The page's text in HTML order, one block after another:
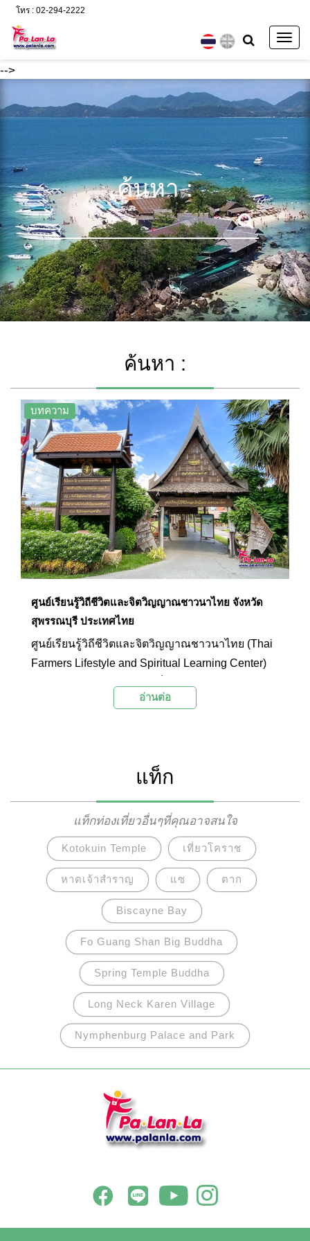
-->
โทร : 02-294-2222
ค้นหา :
ค้นหา :
บทความ
ศูนย์เรียนรู้วิถีชีวิตและจิตวิญญาณชาวนาไทย จังหวัด
สุพรรณบุรี ประเทศไทย
ศูนย์เรียนรู้วิถีชีวิตและจิตวิญญาณชาวนาไทย (Thai
Farmers Lifestyle and Spiritual Learning Center)
งดงามท่ามกลางบรรยากาศท้องทุ่งนาสีเขียวแล้ว ที่นี่
อ่านต่อ
แท็ก
แท็กท่องเที่ยวอื่นๆที่คุณอาจสนใจ
Kotokuin Temple เที่ยวโคราช
หาดเจ้าสำราญ แซ ตาก
Biscayne Bay
Fo Guang Shan Big Buddha
Spring Temple Buddha
Long Neck Karen Village
Nymphenburg Palace and Park